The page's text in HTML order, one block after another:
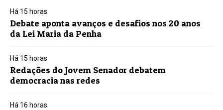
Há 15 horas
Debate aponta avanços e desafios nos 20 anos
da Lei Maria da Penha
Há 15 horas
Redações do Jovem Senador debatem
democracia nas redes
Há 16 horas